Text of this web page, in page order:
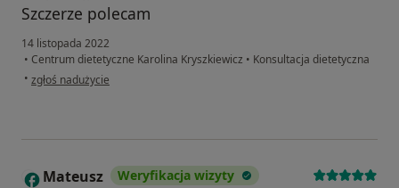
Szczerze polecam
14 listopada 2022
• Centrum dietetyczne Karolina Kryszkiewicz • Konsultacja dietetyczna
• w opinii użytkownika Cadtath
zgłoś nadużycie
M Mateusz Weryfikacja wizyty